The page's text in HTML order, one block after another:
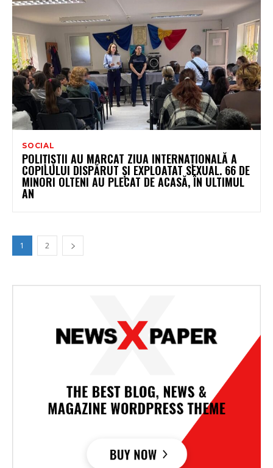
SOCIAL
POLIȚIȘTII AU MARCAT ZIUA INTERNAȚIONALĂ A
COPILULUI DISPĂRUT ȘI EXPLOATAT SEXUAL. 66 DE
MINORI OLTENI AU PLECAT DE ACASĂ, ÎN ULTIMUL
AN
1 2